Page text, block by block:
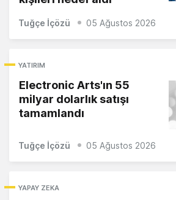
Tuğçe İçözü 05 Ağustos 2026
YATIRIM
Electronic Arts'ın 55
milyar dolarlık satışı
tamamlandı
Tuğçe İçözü 05 Ağustos 2026
YAPAY ZEKA